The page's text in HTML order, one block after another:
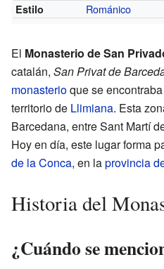
Estilo Románico
El Monasterio de San
catalán, San Privat de
monasterioque se
territorio de Llimiana. Esta
Barcedana, entre Sant Martí
Hoy en día, este lugar forma
de la Conca, en laprovincia
Historia del
¿Cuándo se